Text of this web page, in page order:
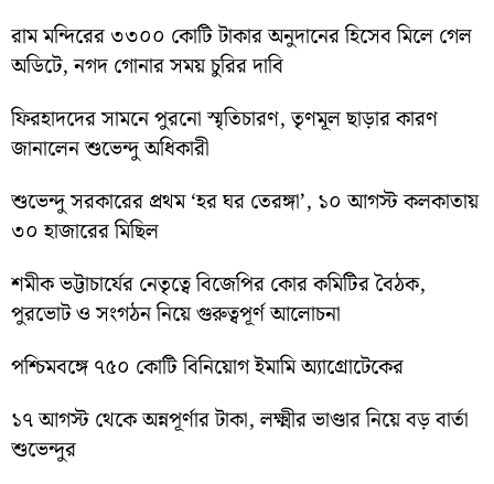
রাম মন্দিরের ৩৩০০ কোটি টাকার অনুদানের হিসেব মিলে গেল
অডিটে, নগদ গোনার সময় চুরির দাবি
ফিরহাদদের সামনে পুরনো স্মৃতিচারণ, তৃণমূল ছাড়ার কারণ
জানালেন শুভেন্দু অধিকারী
শুভেন্দু সরকারের প্রথম ‘হর ঘর তেরঙ্গা’, ১০ আগস্ট কলকাতায়
৩০ হাজারের মিছিল
শমীক ভট্টাচার্যের নেতৃত্বে বিজেপির কোর কমিটির বৈঠক,
পুরভোট ও সংগঠন নিয়ে গুরুত্বপূর্ণ আলোচনা
পশ্চিমবঙ্গে ৭৫০ কোটি বিনিয়োগ ইমামি অ্যাগ্রোটেকের
১৭ আগস্ট থেকে অন্নপূর্ণার টাকা, লক্ষ্মীর ভাণ্ডার নিয়ে বড় বার্তা
শুভেন্দুর